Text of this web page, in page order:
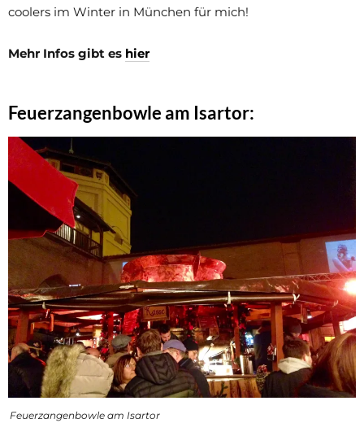
coolers im Winter in München für mich!
Mehr Infos gibt es hier
Feuerzangenbowle am Isartor:
Feuerzangenbowle am Isartor